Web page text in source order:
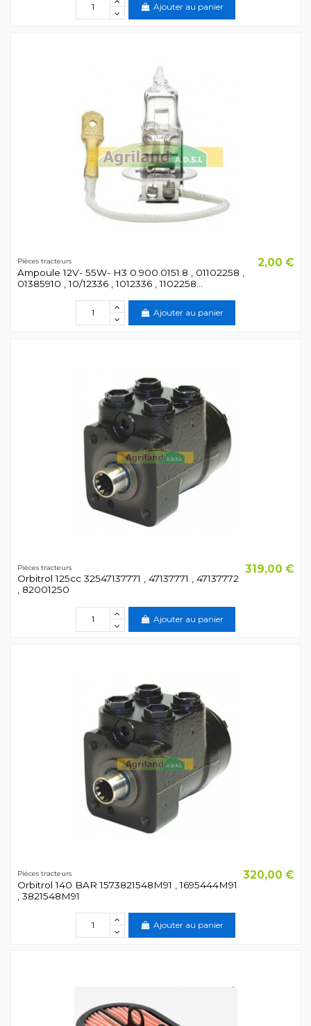
Ajouter au panier
Pièces tracteurs
Ampoule 12V- 55W- H3 0.900.0151.8 , 01102258 ,
01385910 , 10/12336 , 1012336 , 1102258...
2,00 €
Ajouter au panier
Pièces tracteurs
Orbitrol 125cc 32547137771 , 47137771 , 47137772
, 82001250
319,00 €
Ajouter au panier
Pièces tracteurs
Orbitrol 140 BAR 1573821548M91 , 1695444M91
, 3821548M91
320,00 €
Ajouter au panier